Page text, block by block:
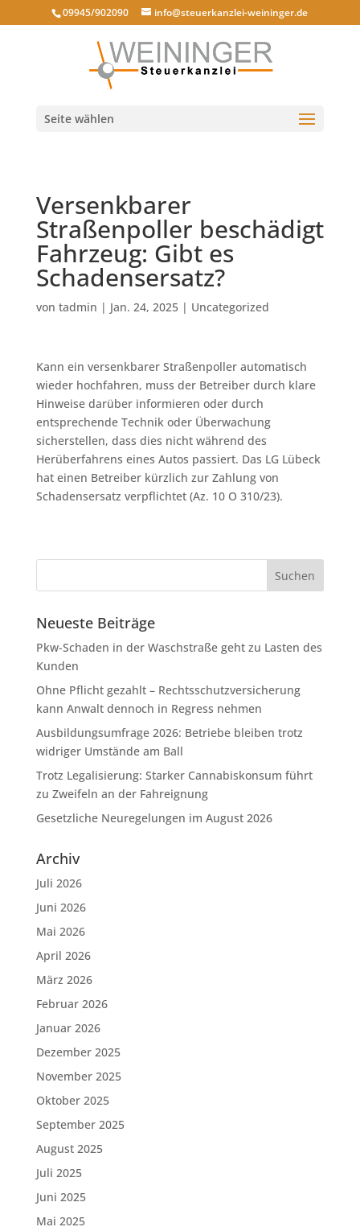
09945/902090 info@steuerkanzlei-weininger.de
Seite wählen
Versenkbarer
Straßenpoller beschädigt
Fahrzeug: Gibt es
Schadensersatz?
von tadmin | Jan. 24, 2025| Uncategorized
Kann ein versenkbarer Straßenpoller automatisch
wieder hochfahren, muss der Betreiber durch klare
Hinweise darüber informieren oder durch
entsprechende Technik oder Überwachung
sicherstellen, dass dies nicht während des
Herüberfahrens eines Autos passiert. Das LG Lübeck
hat einen Betreiber kürzlich zur Zahlung von
Schadensersatz verpflichtet (Az. 10 O 310/23).
Neueste Beiträge
Pkw-Schaden in der Waschstraße geht zu Lasten des
Kunden
Ohne Pflicht gezahlt – Rechtsschutzversicherung
kann Anwalt dennoch in Regress nehmen
Ausbildungsumfrage 2026: Betriebe bleiben trotz
widriger Umstände am Ball
Trotz Legalisierung: Starker Cannabiskonsum führt
zu Zweifeln an der Fahreignung
Gesetzliche Neuregelungen im August 2026
Archiv
Juli 2026
Juni 2026
Mai 2026
April 2026
März 2026
Februar 2026
Januar 2026
Dezember 2025
November 2025
Oktober 2025
September 2025
August 2025
Juli 2025
Juni 2025
Mai 2025